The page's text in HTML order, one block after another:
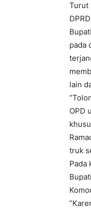
Turut
pada
lain
OPD
truk
Pada